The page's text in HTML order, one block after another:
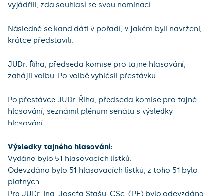
vyjádřili, zda souhlasí se svou nominací.
Následně se kandidáti v pořadí, v jakém byli navrženi,
krátce představili.
JUDr. Říha, předseda komise pro tajné hlasování,
zahájil volbu. Po volbě vyhlásil přestávku.
Po přestávce JUDr. Říha, předseda komise pro tajné
hlasování, seznámil plénum senátu s výsledky
hlasování.
Výsledky tajného hlasování:
Vydáno bylo 51 hlasovacích lístků.
Odevzdáno bylo 51 hlasovacích lístků, z toho 51 bylo
platných.
Pro JUDr. Ing. Josefa Stašu, CSc. (PF) bylo odevzdáno